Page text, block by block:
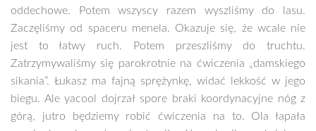
oddechowe. Potem wszyscy razem wyszliśmy do lasu.
Zaczęliśmy od spaceru menela. Okazuje się, że wcale nie
jest to łatwy ruch. Potem przeszliśmy do truchtu.
Zatrzymywaliśmy się parokrotnie na ćwiczenia „damskiego
sikania”. Łukasz ma fajną sprężynkę, widać lekkość w jego
biegu. Ale yacool dojrzał spore braki koordynacyjne nóg z
górą, jutro będziemy robić ćwiczenia na to. Ola łapała